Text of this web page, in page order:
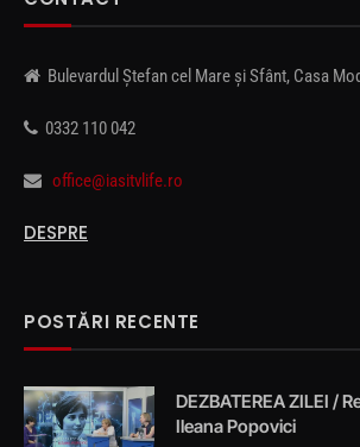
Bulevardul Ștefan cel Mare și Sfânt, Casa
0332 110 042
office@iasitvlife.ro
DESPRE
POSTĂRI RECENTE
DEZBATEREA ZILEI /
Ileana Popovici